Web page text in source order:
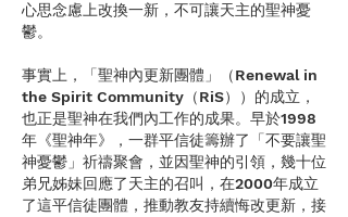
心思念慮上改換一新，不可讓天主的聖神憂
鬱。
事實上，「聖神內更新團體」（Renewal in
the Spirit Community（RiS））的成立，
也正是聖神在我們內工作的成果。早於1998
年《聖神年》，一群平信徒籌辦了「不要讓聖
神憂鬱」祈禱聚會，並因聖神的引領，幾十位
弟兄姊妹回應了天主的召叫，在2000年成立
了這平信徒團體，推動教友持續悔改更新，接